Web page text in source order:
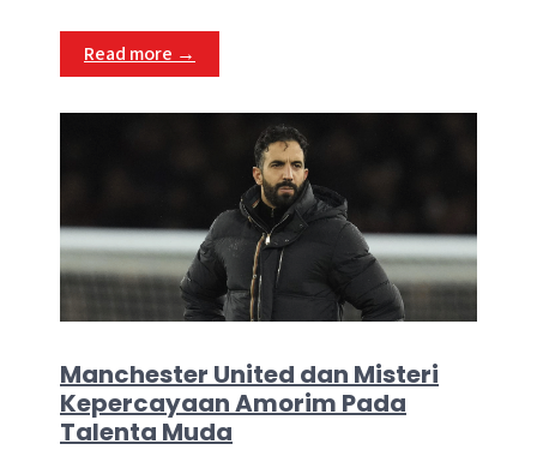
Read more →
Manchester United dan Misteri
Kepercayaan Amorim Pada
Talenta Muda